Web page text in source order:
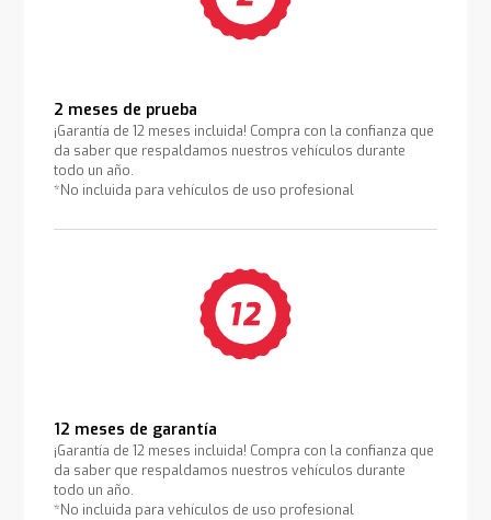
2 meses de prueba
¡Garantía de 12 meses incluida! Compra con la confianza que
da saber que respaldamos nuestros vehículos durante
todo un año.
*No incluida para vehículos de uso profesional
12 meses de garantía
¡Garantía de 12 meses incluida! Compra con la confianza que
da saber que respaldamos nuestros vehículos durante
todo un año.
*No incluida para vehículos de uso profesional